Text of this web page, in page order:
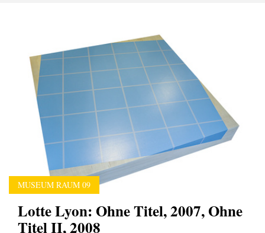
MUSEUM RAUM 09
Lotte Lyon: Ohne Titel, 2007, Ohne
Titel II, 2008